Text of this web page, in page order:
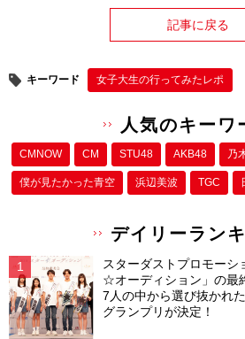
記事に戻る
キーワード 女子大生の行ってみたレポ
人気のキーワ
CMNOW CM STU48 AKB48 乃
僕が⾒たかった⻘空 浜辺美波 TGC
デイリーラン
スターダストプロモーシ
☆オーディション」の最
7人の中から選び抜かれ
グランプリが決定！